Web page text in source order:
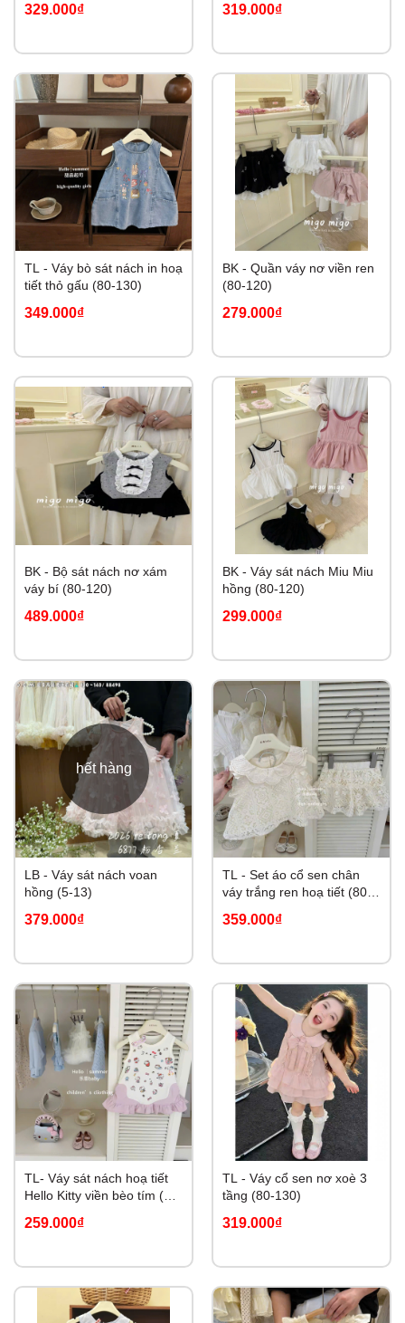
329.000₫ 319.000₫
TL - Váy bò sát nách in hoạ
tiết thỏ gấu (80-130)
349.000₫
BK - Quần váy nơ viền ren
(80-120)
279.000₫
BK - Bộ sát nách nơ xám
váy bí (80-120)
489.000₫
BK - Váy sát nách Miu Miu
hồng (80-120)
299.000₫
hết hàng
LB - Váy sát nách voan
hồng (5-13)
379.000₫
TL - Set áo cổ sen chân
váy trắng ren hoạ tiết (80-
359.000₫
TL- Váy sát nách hoạ tiết
Hello Kitty viền bèo tím (80-
259.000₫
TL - Váy cổ sen nơ xoè 3
tầng (80-130)
319.000₫